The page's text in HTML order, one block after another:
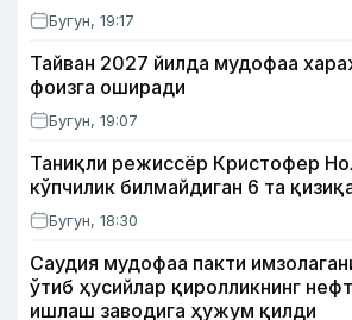
Бугун, 19:17
Тайван 2027 йилда мудофаа
фоизга оширади
Бугун, 19:07
Таниқли режиссёр Кристофер
кўпчилик билмайдиган 6 та
Бугун, 18:30
Саудия мудофаа пакти
ўтиб ҳусийлар қиролликнинг
ишлаш заводига ҳужум қилди